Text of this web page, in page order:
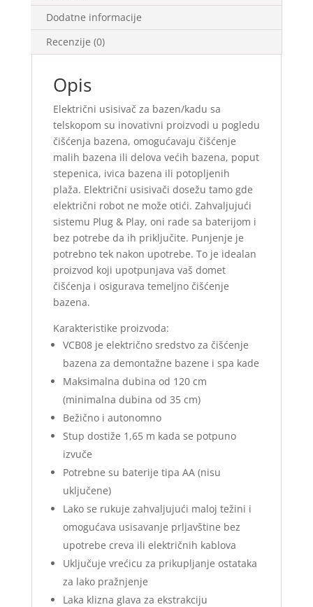
Dodatne informacije
Recenzije (0)
Opis
Električni usisivač za bazen/kadu sa
telskopom su inovativni proizvodi u pogledu
čišćenja bazena, omogućavaju čišćenje
malih bazena ili delova većih bazena, poput
stepenica, ivica bazena ili potopljenih
plaža. Električni usisivači dosežu tamo gde
električni robot ne može otići. Zahvaljujući
sistemu Plug & Play, oni rade sa baterijom i
bez potrebe da ih priključite. Punjenje je
potrebno tek nakon upotrebe. To je idealan
proizvod koji upotpunjava vaš domet
čišćenja i osigurava temeljno čišćenje
bazena.
Karakteristike proizvoda:
VCB08 je električno sredstvo za čišćenje
bazena za demontažne bazene i spa kade
Maksimalna dubina od 120 cm
(minimalna dubina od 35 cm)
Bežično i autonomno
Stup dostiže 1,65 m kada se potpuno
izvuče
Potrebne su baterije tipa AA (nisu
uključene)
Lako se rukuje zahvaljujući maloj težini i
omogućava usisavanje prljavštine bez
upotrebe creva ili električnih kablova
Uključuje vrećicu za prikupljanje ostataka
za lako pražnjenje
Laka klizna glava za ekstrakciju